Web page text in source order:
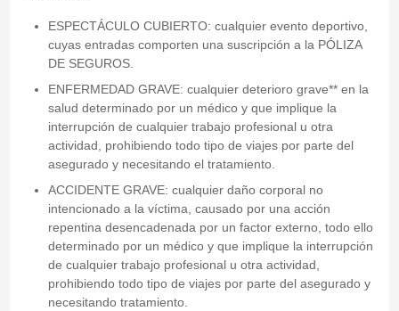
ESPECTÁCULO CUBIERTO: cualquier evento deportivo,
cuyas entradas comporten una suscripción a la PÓLIZA
DE SEGUROS.
ENFERMEDAD GRAVE: cualquier deterioro grave** en la
salud determinado por un médico y que implique la
interrupción de cualquier trabajo profesional u otra
actividad, prohibiendo todo tipo de viajes por parte del
asegurado y necesitando el tratamiento.
ACCIDENTE GRAVE: cualquier daño corporal no
intencionado a la víctima, causado por una acción
repentina desencadenada por un factor externo, todo ello
determinado por un médico y que implique la interrupción
de cualquier trabajo profesional u otra actividad,
prohibiendo todo tipo de viajes por parte del asegurado y
necesitando tratamiento.